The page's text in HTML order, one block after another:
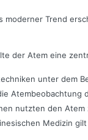
moderner Trend
der Atem eine
unter dem
Atembeobachtung
nutzten den
Medizin